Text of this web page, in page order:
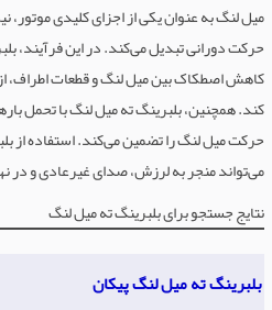
میل لنگ به عنوان یکی از اجزای کلیدی موتور،
حرکت دورانی تبدیل می‌کند. در این فرآیند،
کاهش اصطکاک بین میل لنگ و قطعات اطراف،
کند. همچنین، بلبرینگ ته میل لنگ با تحمل
حرکت میل لنگ را تضمین می‌کند. استفاده از
می‌تواند منجر به لرزش، صدای غیرعادی و
نتایج جستجو برای بلبرینگ ته میل لنگ
بلبرینگ ته میل لنگ پیکان